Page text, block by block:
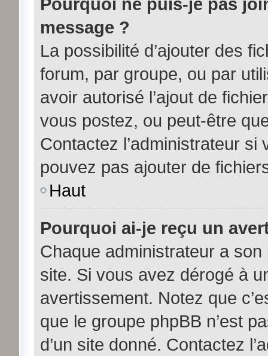
message ?
La possibilité d’ajouter des
forum, par groupe, ou par
avoir autorisé l’ajout de
vous postez, ou peut-être
Contactez l’administrateur
pouvez pas ajouter de
Haut
Pourquoi ai-je reçu un
Chaque administrateur a
site. Si vous avez dérogé à
avertissement. Notez que
que le groupe phpBB n’est
d’un site donné. Contactez